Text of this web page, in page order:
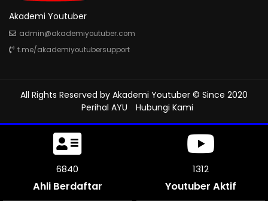
Akademi Youtuber
admin@akademiyoutuber.com
t.me/akademiyoutubersupport
All Rights Reserved by Akademi Youtuber © Since 2020
Perihal AYU
Hubungi Kami
7260
Ahli Berdaftar
1312
Youtuber Aktif